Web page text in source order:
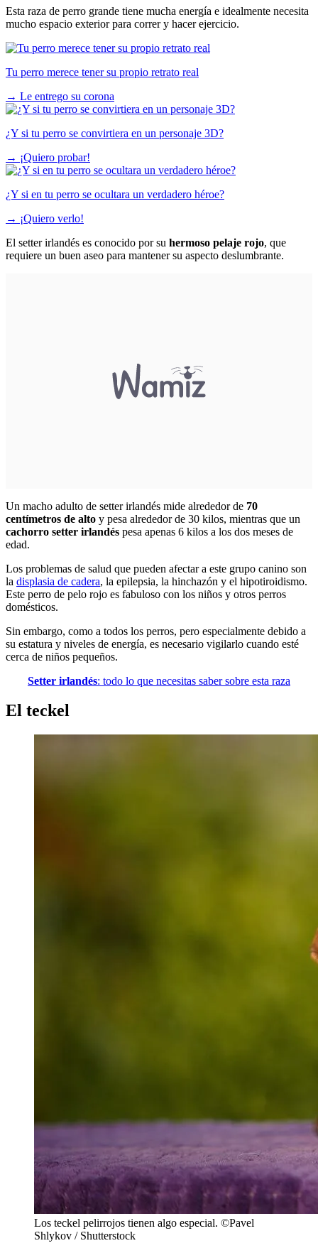
Esta raza de perro grande tiene mucha energía e idealmente necesita
mucho espacio exterior para correr y hacer ejercicio.
Tu perro merece tener su propio retrato real
→ Le entrego su corona
¿Y si tu perro se convirtiera en un personaje 3D?
→ ¡Quiero probar!
¿Y si en tu perro se ocultara un verdadero héroe?
→ ¡Quiero verlo!
El setter irlandés es conocido por su hermoso pelaje rojo, que
requiere un buen aseo para mantener su aspecto deslumbrante.
Un macho adulto de setter irlandés mide alrededor de 70
centímetros de alto y pesa alrededor de 30 kilos, mientras que un
cachorro setter irlandés pesa apenas 6 kilos a los dos meses de
edad.
Los problemas de salud que pueden afectar a este grupo canino son
la displasia de cadera, la epilepsia, la hinchazón y el hipotiroidismo.
Este perro de pelo rojo es fabuloso con los niños y otros perros
domésticos.
Sin embargo, como a todos los perros, pero especialmente debido a
su estatura y niveles de energía, es necesario vigilarlo cuando esté
cerca de niños pequeños.
Setter irlandés: todo lo que necesitas saber sobre esta raza
El teckel
Los teckel pelirrojos tienen algo especial. ©Pavel
Shlykov / Shutterstock